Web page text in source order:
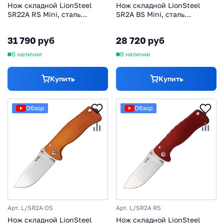
Нож складной LionSteel
SR22A RS Mini, сталь
(Solid®), красный
31 790 руб
В наличии
Купить
Нож складной LionSteel
SR2A BS Mini, сталь
(Solid®), чёрный
28 720 руб
В наличии
Купить
Обзор
Арт. L/SR2A OS
Нож складной LionSteel
Обзор
Арт. L/SR2A RS
Нож складной LionSteel